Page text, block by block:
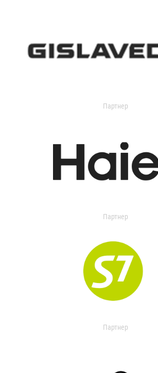
Партнер
Партнер
Партнер